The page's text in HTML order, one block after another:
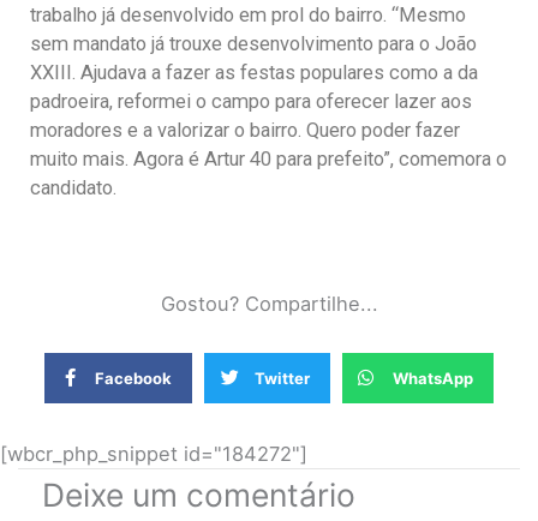
trabalho já desenvolvido em prol do bairro. “Mesmo
sem mandato já trouxe desenvolvimento para o João
XXIII. Ajudava a fazer as festas populares como a da
padroeira, reformei o campo para oferecer lazer aos
moradores e a valorizar o bairro. Quero poder fazer
muito mais. Agora é Artur 40 para prefeito”, comemora o
candidato.
Gostou? Compartilhe...
Facebook Twitter WhatsApp
[wbcr_php_snippet id="184272"]
Deixe um comentário